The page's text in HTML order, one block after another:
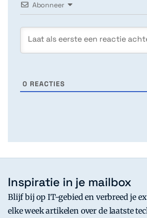
Abonneer
0 REACTIES
Inspiratie in je mailbox
Blijf bij op IT-gebied en verbreed je
elke week artikelen over de laatste